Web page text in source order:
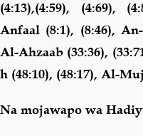
(4:13),(4:59), (4:69),
Anfaal (8:1), (8:46),
Al-Ahzaab (33:36),
h (48:10), (48:17), Al-
Na mojawapo wa